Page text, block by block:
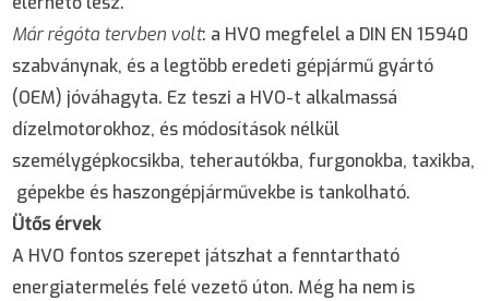
Már régóta tervben volt: a HVO megfelel a DIN EN 15940
szabványnak, és a legtöbb eredeti gépjármű gyártó
(OEM) jóváhagyta. Ez teszi a HVO-t alkalmassá
dízelmotorokhoz, és módosítások nélkül
személygépkocsikba, teherautókba, furgonokba, taxikba,
gépekbe és haszongépjárművekbe is tankolható.
Ütős érvek
A HVO fontos szerepet játszhat a fenntartható
energiatermelés felé vezető úton. Még ha nem is